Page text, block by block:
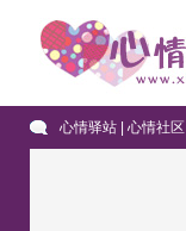
心情驿站 | 心情社区